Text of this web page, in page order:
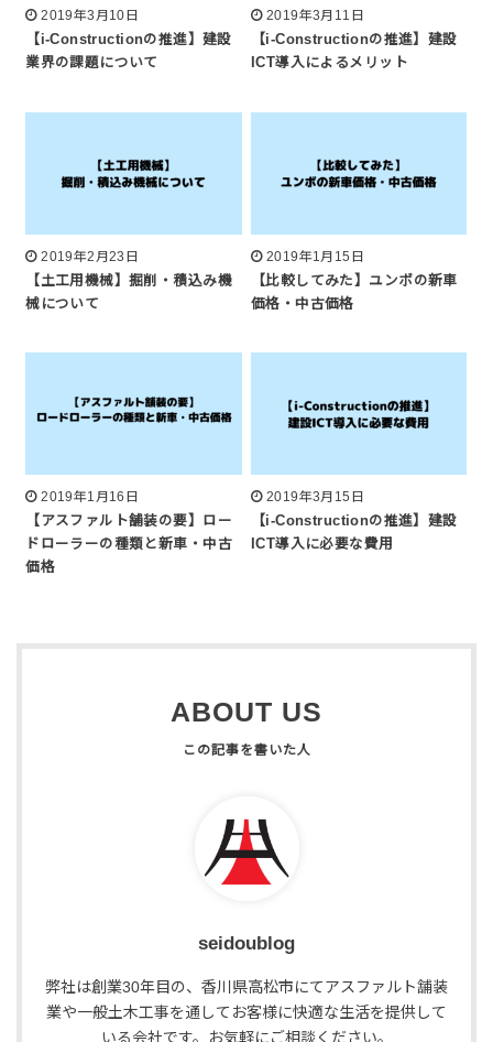
2019年3月10日
【i-Constructionの推進】建設
業界の課題について
2019年3月11日
【i-Constructionの推進】建設
ICT導入によるメリット
2019年2月23日
【土工用機械】掘削・積込み機
械について
2019年1月15日
【比較してみた】ユンボの新車
価格・中古価格
2019年1月16日
【アスファルト舗装の要】ロー
ドローラーの種類と新車・中古
価格
2019年3月15日
【i-Constructionの推進】建設
ICT導入に必要な費用
ABOUT US
seidoublog
弊社は創業30年目の、香川県高松市にてアスファルト舗装
業や一般土木工事を通してお客様に快適な生活を提供して
いる会社です。お気軽にご相談ください。